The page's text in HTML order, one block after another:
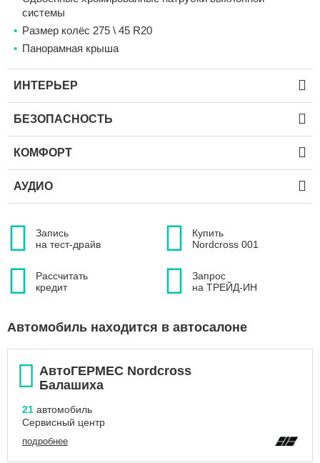
системы
Размер колёс 275 \ 45 R20
Панорамная крыша
ИНТЕРЬЕР
БЕЗОПАСНОСТЬ
КОМФОРТ
АУДИО
Запись
на тест-драйв
Купить
Nordcross 001
Рассчитать
кредит
Запрос
на ТРЕЙД-ИН
Автомобиль находится в автосалоне
АвтоГЕРМЕС Nordcross
Балашиха
21 автомобиль
Сервисный центр
подробнее